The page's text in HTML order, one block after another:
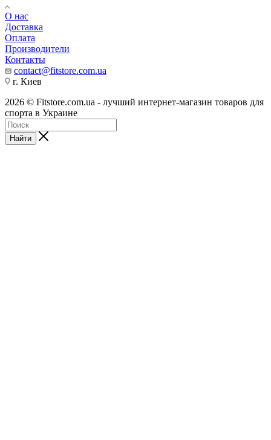
О нас
Доставка
Оплата
Производители
Контакты
contact@fitstore.com.ua
г. Киев
2026 © Fitstore.com.ua - лучший интернет-магазин товаров для
спорта в Украине
Найти